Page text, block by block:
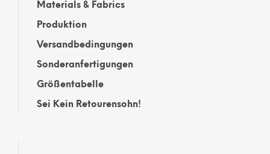
Materials & Fabrics
Produktion
Versandbedingungen
Sonderanfertigungen
Größentabelle
Sei Kein Retourensohn!